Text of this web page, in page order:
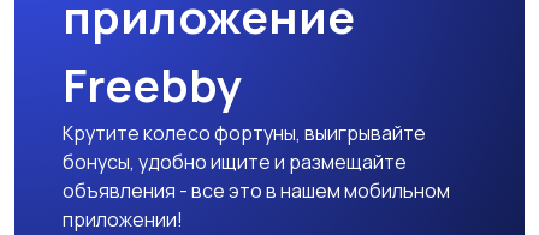
Детский транспорт
приложение
Freebby
Крутите колесо фортуны, выигрывайте
бонусы, удобно ищите и размещайте
объявления - все это в нашем мобильном
приложении!